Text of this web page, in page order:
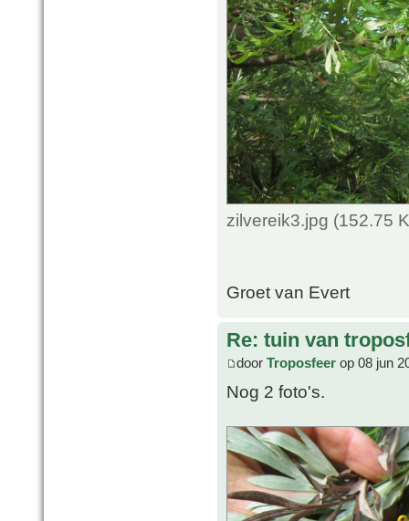
zilvereik3.jpg (152.75
Groet van Evert
Re: tuin van
door Troposfeer op 08 jun
Nog 2 foto's.